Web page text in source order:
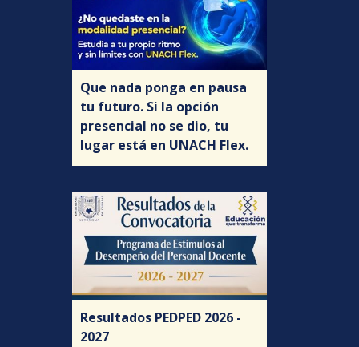
Que nada ponga en pausa
tu futuro. Si la opción
presencial no se dio, tu
lugar está en UNACH Flex.
Resultados PEDPED 2026 -
2027